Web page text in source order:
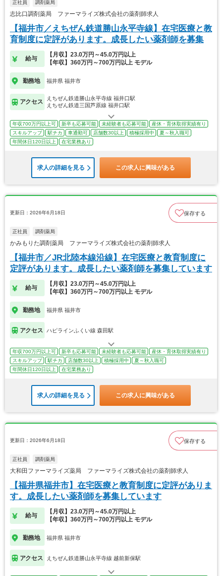
正社員 調剤薬局
志比口調剤薬局 ファーマライズ株式会社の薬剤師求人
【福井市／えちぜん鉄道勝山永平寺線】在宅医療と教
育制度に定評があります。成長したい薬剤師を募集
給与
【月収】23.0万円～45.0万円以上
【年収】360万円～700万円以上 モデル
勤務地 福井県 福井市
アクセス
えちぜん鉄道勝山永平寺線 福井口駅
えちぜん鉄道三国芦原線 福井口駅
年収700万円以上可 新卒も応募可能 未経験者も応募可能
産休・育休取得実績有り
スキルアップ
駅チカ 車通勤可 店舗数30以上 積極採用中
夏～秋入職可
年間休日120日以上
在宅業務あり
求人の詳細を見る この求人に興味がある
更新日：2026年6月18日 保存する
正社員 調剤薬局
かみもりた調剤薬局 ファーマライズ株式会社の薬剤師求人
【福井市／JR北陸本線沿線】在宅医療と教育制度に
定評があります。成長したい薬剤師を募集しています
給与
【月収】23.0万円～45.0万円以上
【年収】360万円～700万円以上 モデル
勤務地 福井県 福井市
アクセス ハピラインふくい線 森田駅
年収700万円以上可 新卒も応募可能 未経験者も応募可能
産休・育休取得実績有り
スキルアップ
駅チカ 店舗数30以上 積極採用中
夏～秋入職可
年間休日120日以上
在宅業務あり
求人の詳細を見る この求人に興味がある
更新日：2026年6月18日 保存する
正社員 調剤薬局
大和田ファーマライズ薬局 ファーマライズ株式会社の薬剤師求人
【福井県福井市】在宅医療と教育制度に定評がありま
す。成長したい薬剤師を募集しています
給与
【月収】23.0万円～45.0万円以上
【年収】360万円～700万円以上 モデル
勤務地 福井県 福井市
アクセス えちぜん鉄道勝山永平寺線 越前新保駅